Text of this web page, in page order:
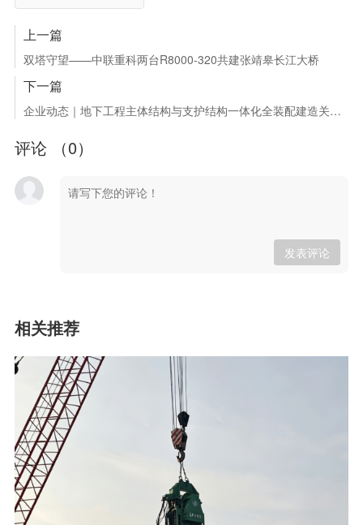
上一篇
双塔守望——中联重科两台R8000-320共建张靖皋长江大桥
下一篇
企业动态｜地下工程主体结构与支护结构一体化全装配建造关键技术暨兆弟技术综合楼基坑支护阶段总结会顺利召开
评论 （0）
发表评论
相关推荐